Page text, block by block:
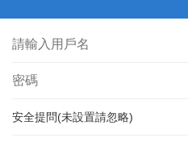
安全提問(未設置請忽略)